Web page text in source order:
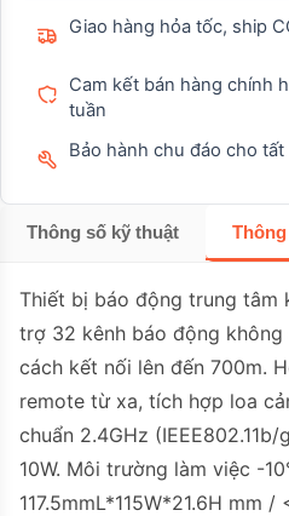
Giao hàng hỏa tốc, ship
Cam kết bán hàng chính
tuần
Bảo hành chu đáo cho
Thông số kỹ thuật
Thiết bị báo động trung tâm
trợ 32 kênh báo động
cách kết nối lên đến 700m.
remote từ xa, tích hợp loa
chuẩn 2.4GHz
10W. Môi trường làm việc -
117.5mmL*115W*21.6H mm /